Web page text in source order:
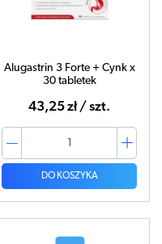
Alugastrin 3 Forte + Cynk x
30 tabletek
43,25 zł / szt.
DO KOSZYKA